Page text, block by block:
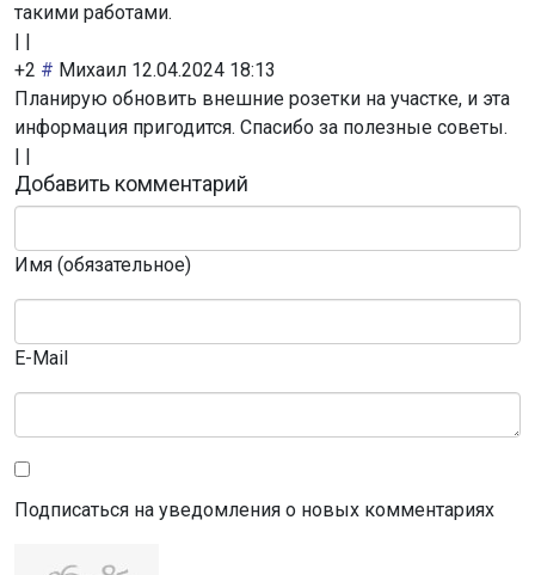
такими работами.
+2 # Михаил 12.04.2024 18:13
Планирую обновить внешние розетки на участке, и эта
информация пригодится. Спасибо за полезные советы.
Добавить комментарий
Имя (обязательное)
E-Mail
Подписаться на уведомления о новых комментариях